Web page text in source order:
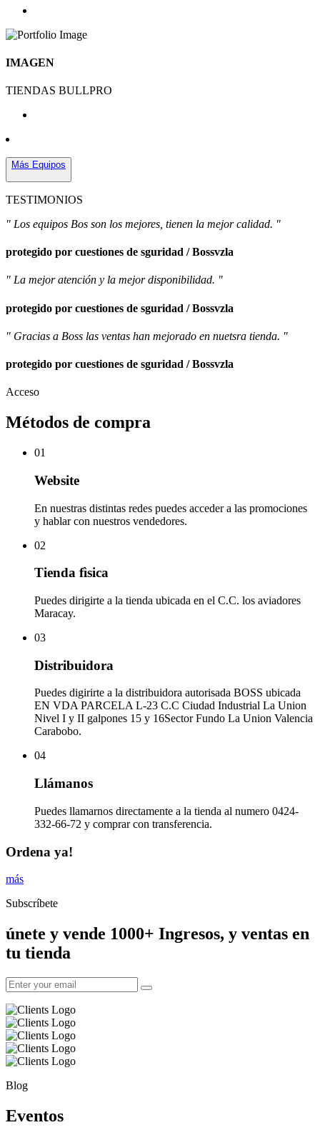
IMAGEN
TIENDAS BULLPRO
Más Equipos
TESTIMONIOS
" Los equipos Bos son los mejores, tienen la mejor calidad. "
protegido por cuestiones de sguridad / Bossvzla
" La mejor atención y la mejor disponibilidad. "
protegido por cuestiones de sguridad / Bossvzla
" Gracias a Boss las ventas han mejorado en nuetsra tienda. "
protegido por cuestiones de sguridad / Bossvzla
Acceso
Métodos de compra
01
Website
En nuestras distintas redes puedes acceder a las promociones
y hablar con nuestros vendedores.
02
Tienda fìsica
Puedes dirigirte a la tienda ubicada en el C.C. los aviadores
Maracay.
03
Distribuidora
Puedes digirirte a la distribuidora autorisada BOSS ubicada
EN VDA PARCELA L-23 C.C Ciudad Industrial La Union
Nivel I y II galpones 15 y 16Sector Fundo La Union Valencia
Carabobo.
04
Llámanos
Puedes llamarnos directamente a la tienda al numero 0424-
332-66-72 y comprar con transferencia.
Ordena ya!
más
Subscríbete
únete y vende 1000+ Ingresos, y ventas en
tu tienda
Blog
Eventos